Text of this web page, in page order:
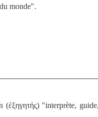
monde".
(ἐξηγητής) "interprète,